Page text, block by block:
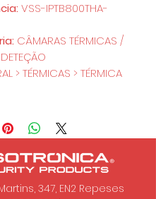
VSS-IPTB800THA-
CÂMARAS TÉRMICAS /
> TÉRMICAS > TÉRMICA
347, EN2 Repeses